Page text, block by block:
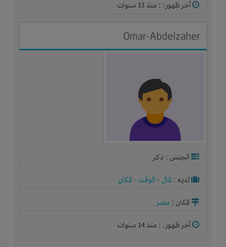
آخر ظهور: : منذ 13 سنوات
Omar-Abdelzaher
الجنس : ذكر
لديـه : المال - الوقت - المكان
المكان : مصر
آخر ظهور: : منذ 14 سنوات